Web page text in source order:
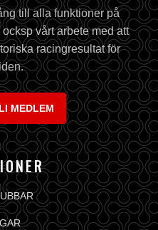
till alla funktioner på
vårt arbete med att
racingresultat för
MEDLEM